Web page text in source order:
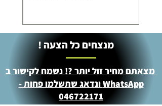
מנצחים כל הצעה !
מצאתם מחיר זול יותר ?! נשמח לקישור ב
WhatsApp ונדאג שתשלמו פחות -
046722171